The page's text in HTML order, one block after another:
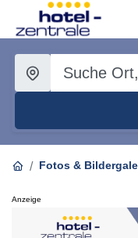
Fotos &
Anzeige